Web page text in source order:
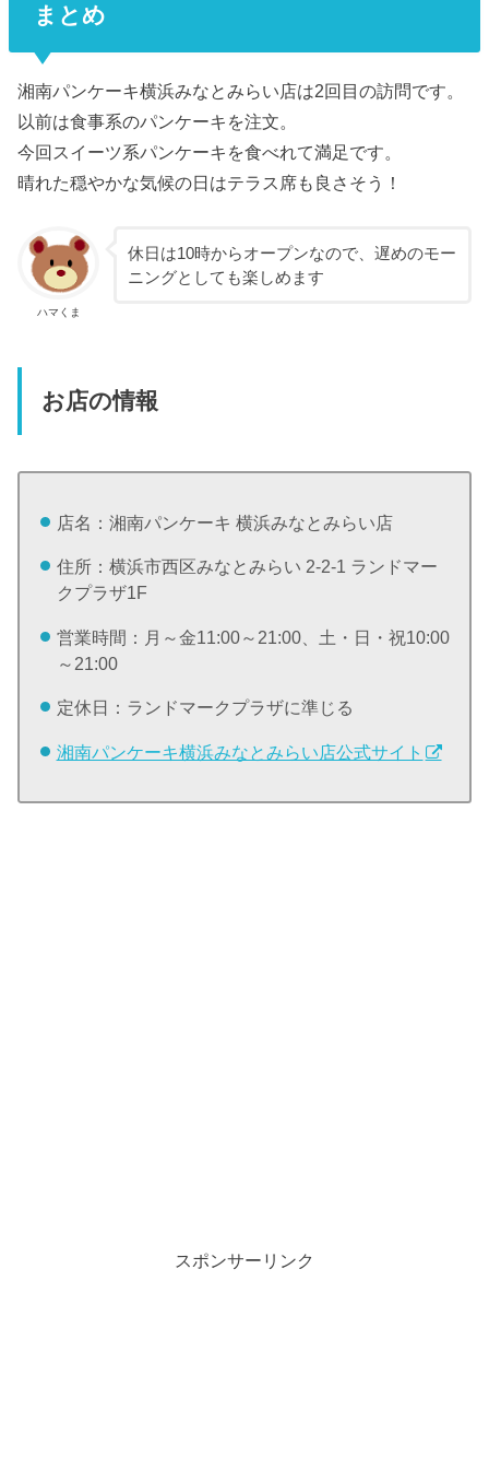
まとめ
湘南パンケーキ横浜みなとみらい店は2回目の訪問です。
以前は食事系のパンケーキを注文。
今回スイーツ系パンケーキを食べれて満足です。
晴れた穏やかな気候の日はテラス席も良さそう！
ハマくま
休日は10時からオープンなので、遅めのモー
ニングとしても楽しめます
お店の情報
店名：湘南パンケーキ 横浜みなとみらい店
住所：横浜市西区みなとみらい 2-2-1 ランドマー
クプラザ1F
営業時間：月～金11:00～21:00、土・日・祝10:00
～21:00
定休日：ランドマークプラザに準じる
湘南パンケーキ横浜みなとみらい店公式サイト
スポンサーリンク